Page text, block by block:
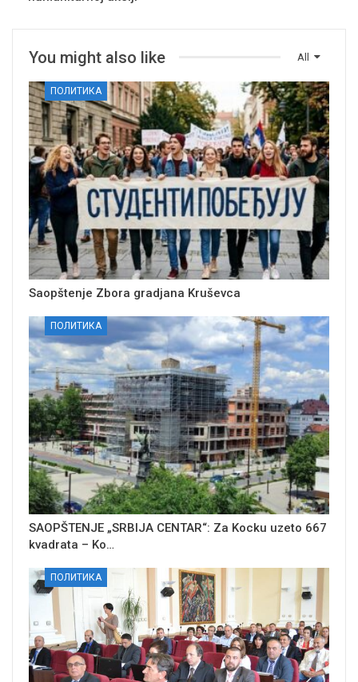
All
You might also like
ПОЛИТИКА
Saopštenje Zbora gradjana Kruševca
ПОЛИТИКА
SAOPŠTENJE „SRBIJA CENTAR“: Za Kocku uzeto 667
kvadrata – Ko…
ПОЛИТИКА